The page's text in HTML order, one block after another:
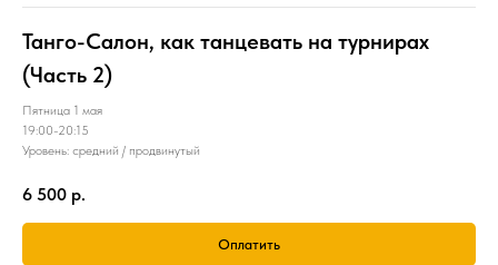
Танго-Салон, как танцевать на турнирах
(Часть 2)
Пятница 1 мая
19:00-20:15
Уровень: средний / продвинутый
6 500 р.
Оплатить